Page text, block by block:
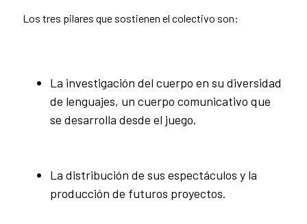
Los tres pilares que sostienen el colectivo son:
La investigación del cuerpo en su diversidad
de lenguajes, un cuerpo comunicativo que
se desarrolla desde el juego.
La distribución de sus espectáculos y la
producción de futuros proyectos.